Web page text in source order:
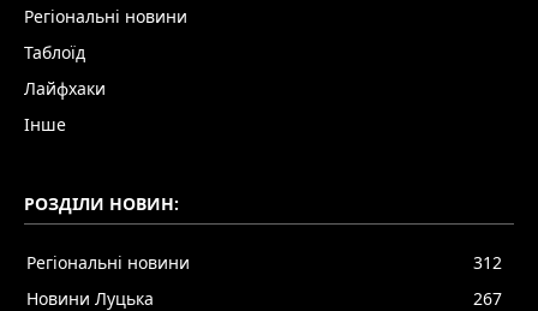
Регіональні новини
Таблоїд
Лайфхаки
Інше
РОЗДІЛИ НОВИН:
Регіональні новини
312
Новини Луцька
267